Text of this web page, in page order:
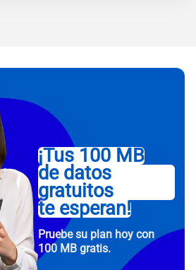
¡Tus 100 MB
de datos
gratuitos
te esperan!
Pruebe su plan hoy con
100 MB gratis.